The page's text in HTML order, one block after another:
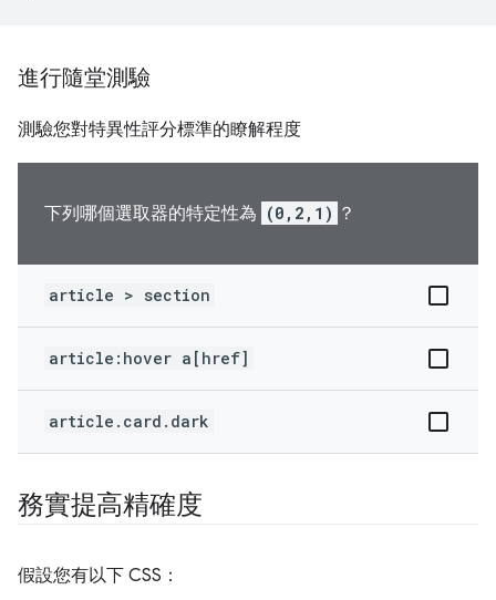
進行隨堂測驗
測驗您對特異性評分標準的瞭解程度
下列哪個選取器的特定性為 (0,2,1) ？
article > section
article:hover a[href]
article.card.dark
務實提高精確度
假設您有以下 CSS：